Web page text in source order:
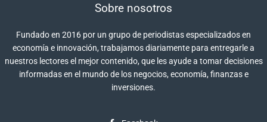
Sobre nosotros
Fundado en 2016 por un grupo de periodistas especializados en
economía e innovación, trabajamos diariamente para entregarle a
nuestros lectores el mejor contenido, que les ayude a tomar decisiones
informadas en el mundo de los negocios, economía, finanzas e
inversiones.